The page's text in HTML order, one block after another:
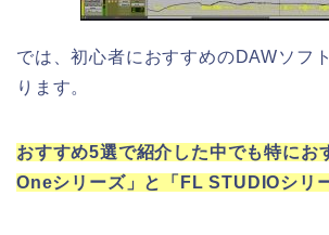
では、初心者におすすめのDAWソフ
ります。
おすすめ5選で紹介した中でも特に
Oneシリーズ」と「FL STUDIOシリ